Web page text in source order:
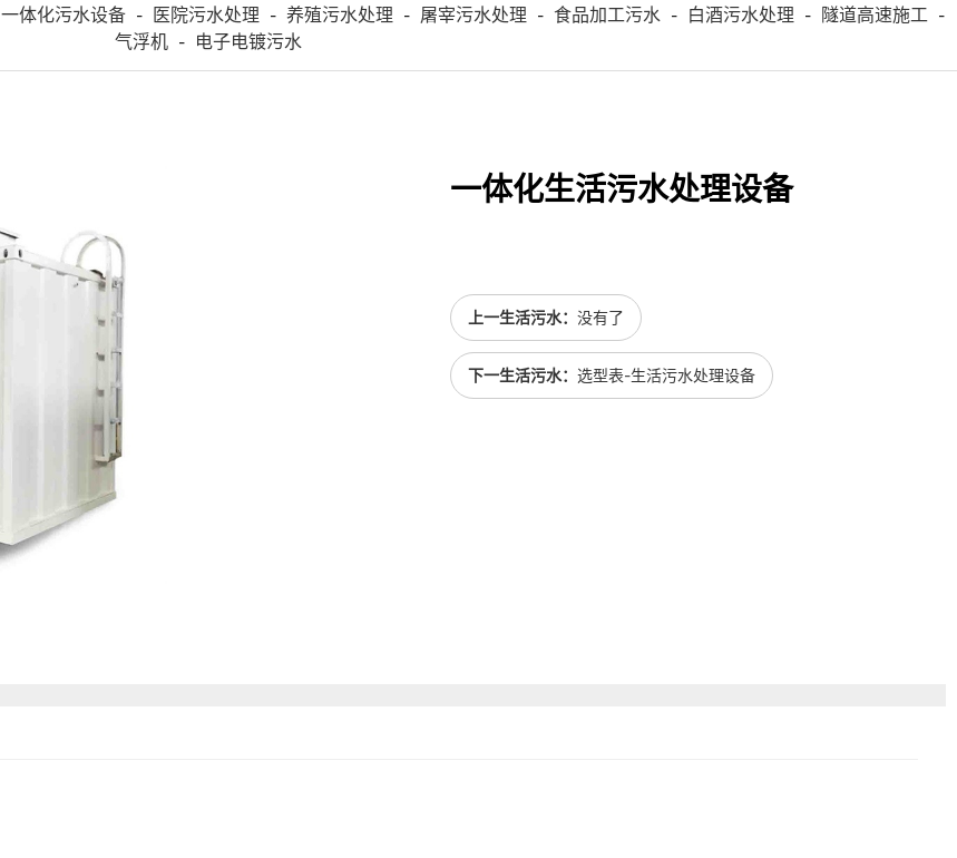
一体化污水设备 - 医院污水处理 - 养殖污水处理 - 屠宰污水处理 - 食品加工污水 - 白酒污水处理 - 隧道高速施工 -
气浮机 - 电子电镀污水
一体化生活污水处理设备
上一生活污水： 没有了
下一生活污水： 选型表-生活污水处理设备